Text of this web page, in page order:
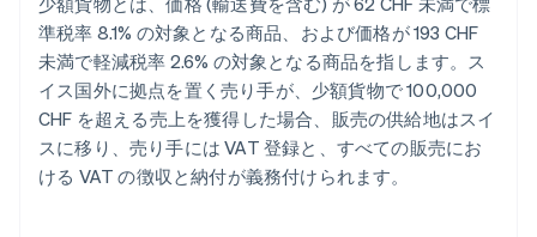
準税率 8.1% の対象となる商品、および価格が 193 CHF
未満で軽減税率 2.6% の対象となる商品を指します。ス
イス国外に拠点を置く売り手が、少額貨物で 100,000
CHF を超える売上を獲得した場合、販売の供給地はスイ
スに移り、売り手には VAT 登録と、すべての販売にお
ける VAT の徴収と納付が義務付けられます。